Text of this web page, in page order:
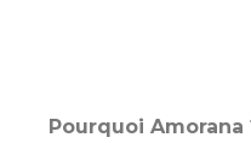
Pourquoi Amorana